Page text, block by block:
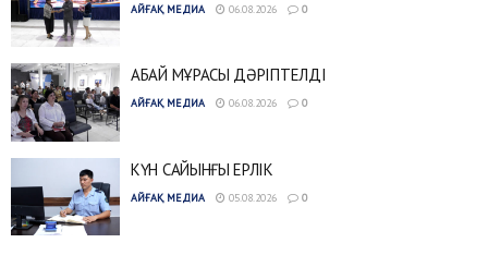
АЙҒАҚ МЕДИА 06.08.2026 0
АБАЙ МҰРАСЫ ДӘРІПТЕЛДІ
АЙҒАҚ МЕДИА 06.08.2026 0
КҮН САЙЫНҒЫ ЕРЛІК
АЙҒАҚ МЕДИА 05.08.2026 0